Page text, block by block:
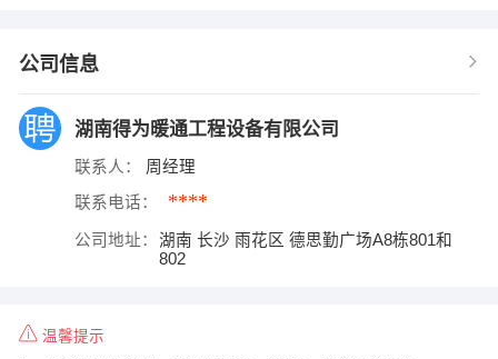
公司信息
湖南得为暖通工程设备有限公司
联系人： 周经理
联系电话： ****
公司地址：
湖南 长沙 雨花区 德思勤广场A8栋801和
802
温馨提示